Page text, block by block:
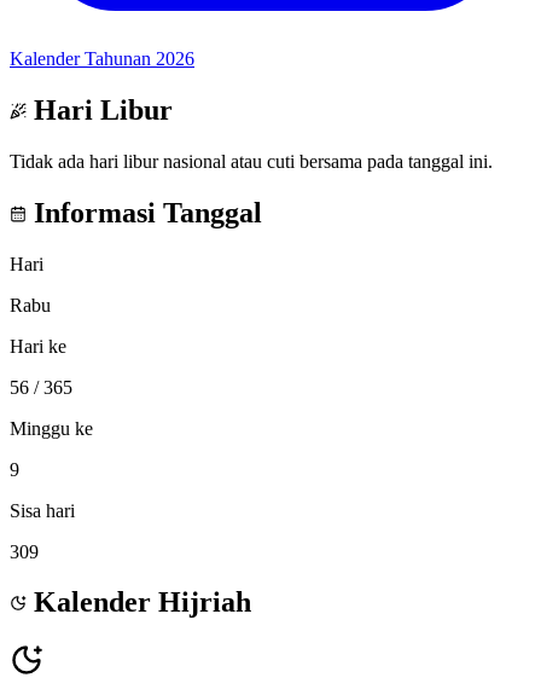
Kalender Tahunan 2026
Hari Libur
Tidak ada hari libur nasional atau cuti bersama pada tanggal ini.
Informasi Tanggal
Hari
Rabu
Hari ke
56 / 365
Minggu ke
9
Sisa hari
309
Kalender Hijriah